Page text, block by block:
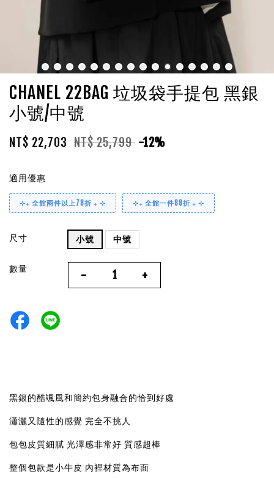
CHANEL 22BAG 垃圾袋手提包 黑銀
小號/中號
NT$ 22,703 NT$ 25,799 -12%
適用優惠
⊹₊ 全館兩件以上78折 ₊ ⊹ ⊹₊ 全館一件88折 ₊ ⊹
尺寸 小號 中號
數量 - +
黑銀的酷颯風和簡約包身融合的恰到好處
瀟灑又隨性的感覺 完全不挑人
包包皮質細膩 光澤感非常好 質感超棒
整個包款是小牛皮 內裡材質為布面